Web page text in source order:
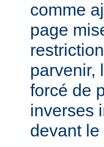
comme
page
parvenir,
forcé de
inverses
devant